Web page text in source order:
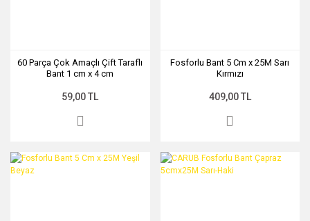
60 Parça Çok Amaçlı Çift Taraflı
Bant 1 cm x 4 cm
59,00 TL
Fosforlu Bant 5 Cm x 25M Sarı
Kırmızı
409,00 TL